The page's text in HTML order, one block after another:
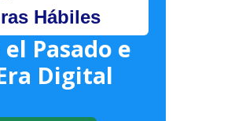
Hábiles
Pasado e
Digital